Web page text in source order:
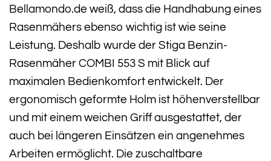
Bellamondo.de weiß, dass die Handhabung eines
Rasenmähers ebenso wichtig ist wie seine
Leistung. Deshalb wurde der Stiga Benzin-
Rasenmäher COMBI 553 S mit Blick auf
maximalen Bedienkomfort entwickelt. Der
ergonomisch geformte Holm ist höhenverstellbar
und mit einem weichen Griff ausgestattet, der
auch bei längeren Einsätzen ein angenehmes
Arbeiten ermöglicht. Die zuschaltbare